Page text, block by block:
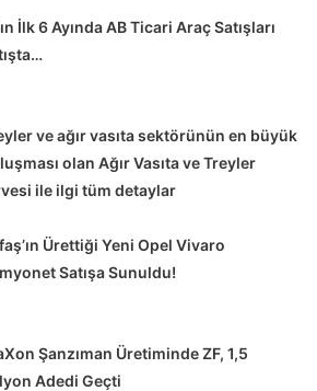
İlk 6 Ayında AB Ticari Araç Satışları
ve ağır vasıta sektörünün en büyük
olan Ağır Vasıta ve Treyler
ile ilgi tüm detaylar
Ürettiği Yeni Opel Vivaro
Satışa Sunuldu!
Şanzıman Üretiminde ZF, 1,5
Adedi Geçti